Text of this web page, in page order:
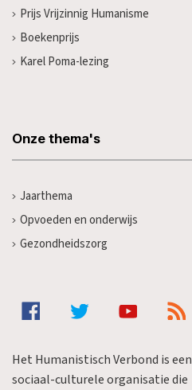
Prijs Vrijzinnig Humanisme
Boekenprijs
Karel Poma-lezing
Onze thema's
Jaarthema
Opvoeden en onderwijs
Gezondheidszorg
Het Humanistisch Verbond is een
sociaal-culturele organisatie die